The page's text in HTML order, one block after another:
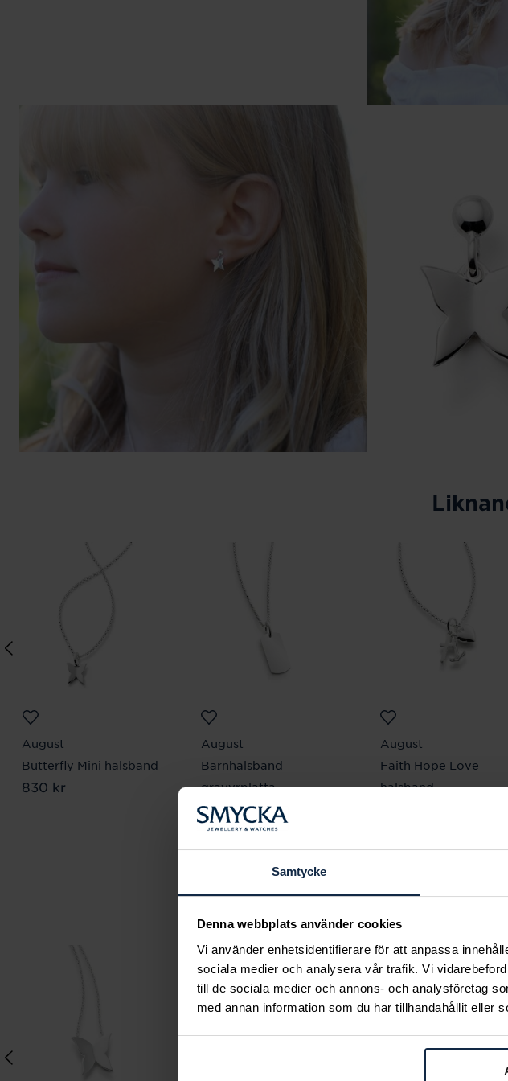
Samtycke
Denna webbplats använder cookies
Vi använder enhetsidentifierare för att anpassa
sociala medier och analysera vår trafik. Vi
till de sociala medier och annons- och analysföretag
med annan information som du har tillhandahållit eller
August
Butterfly Mini halsband
Pris:830 kr
830 kr
August
Barnhalsband
gravyrplatta
Pris:760 kr
760 kr
August
Faith Hope Love
halsband